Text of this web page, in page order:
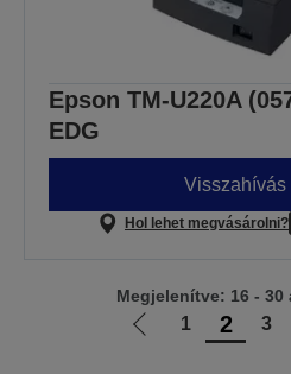
Epson TM-U220A
EDG
Visszahívás
Hol lehet megvásárolni?
Előző
1 2 3
Megjelenítve: 16 - 30